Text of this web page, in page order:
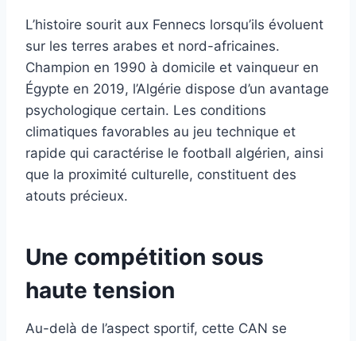
L’histoire sourit aux Fennecs lorsqu’ils évoluent
sur les terres arabes et nord-africaines.
Champion en 1990 à domicile et vainqueur en
Égypte en 2019, l’Algérie dispose d’un avantage
psychologique certain. Les conditions
climatiques favorables au jeu technique et
rapide qui caractérise le football algérien, ainsi
que la proximité culturelle, constituent des
atouts précieux.
Une compétition sous
haute tension
Au-delà de l’aspect sportif, cette CAN se